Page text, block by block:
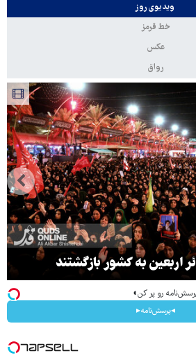
ویدیوی روز
خط قرمز
عکس
رواق
رو پر کن◖
◂پرسش‌نامه▸